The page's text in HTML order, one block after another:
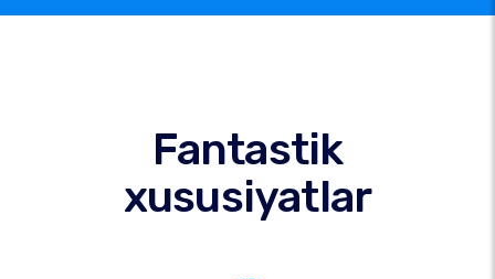
Fantastik
xususiyatlar